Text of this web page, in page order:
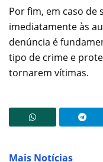
Por fim, em caso de
imediatamente às
denúncia é
tipo de crime e
tornarem vítimas.
Mais Notícias